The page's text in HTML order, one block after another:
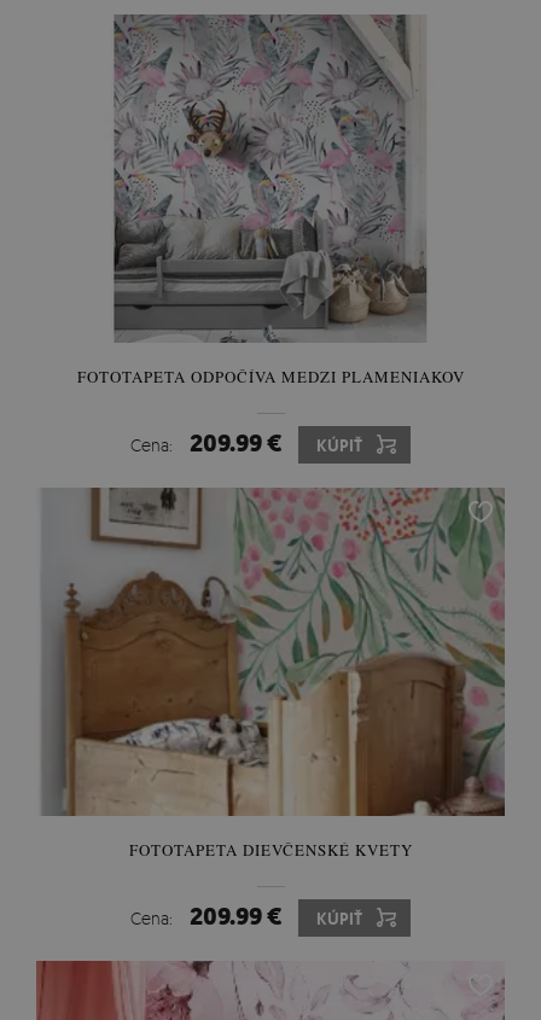
FOTOTAPETA ODPOČÍVA MEDZI PLAMENIAKOV
Cena: 209.99 € KÚPIŤ
FOTOTAPETA DIEVČENSKÉ KVETY
Cena: 209.99 € KÚPIŤ